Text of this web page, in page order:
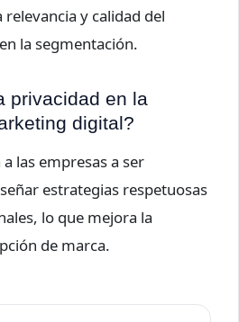
y calidad del
la segmentación.
privacidad en la
digital?
las empresas a ser
estrategias respetuosas
lo que mejora la
de marca.